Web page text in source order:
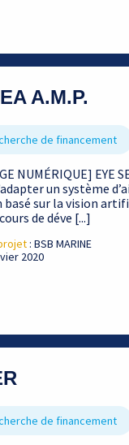
A.M.P.
de financement
NUMÉRIQUE] EYE
un système
basé sur la vision
de déve [...]
: BSB MARINE
2020
de financement